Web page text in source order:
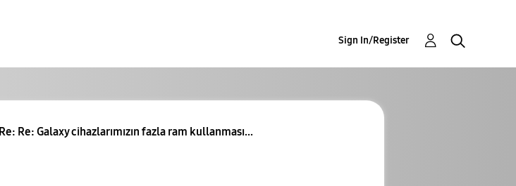
Sign In/Register
Re: Re: Galaxy cihazlarımızın fazla ram kullanması...